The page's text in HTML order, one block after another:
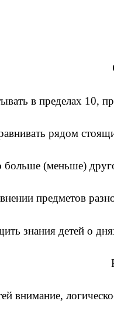
в пределах 10,
рядом
больше (меньше)
предметов
знания детей о
внимание,